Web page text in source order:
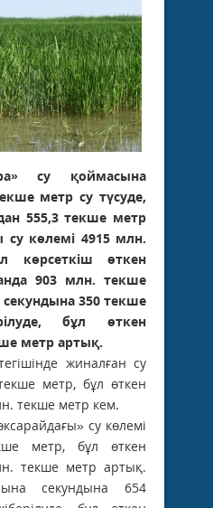
су қоймасына
метр су түсуде,
555,3 текше метр
көлемі 4915 млн.
көрсеткіш өткен
903 млн. текше
350 текше
бұл өткен
метр артық.
жиналған су
метр, бұл өткен
текше метр кем.
су көлемі
метр, бұл өткен
текше метр артық.
секундына 654